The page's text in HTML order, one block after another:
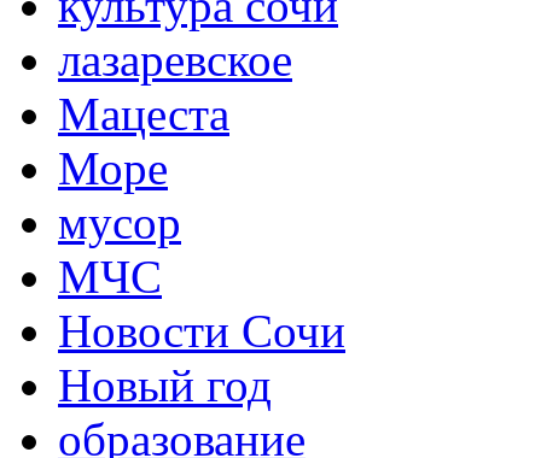
лазаревское
Мацеста
Море
мусор
МЧС
Новости Сочи
Новый год
образование